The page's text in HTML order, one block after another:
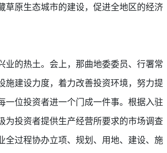
草原生态城市的建设，促进全地区的经济
的热土。会上，那曲地委委员、行署常
施建设力度，着力改善投资环境，努力提
一位投资者进一个门成一件事。根据入驻
为投资者提供生产经营所要求的市场调查
全过程协办立项、规划、用地、建设、施